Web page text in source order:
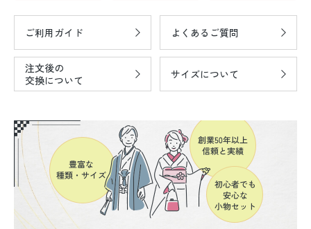
ご利用ガイド よくあるご質問
注文後の
交換について
サイズについて